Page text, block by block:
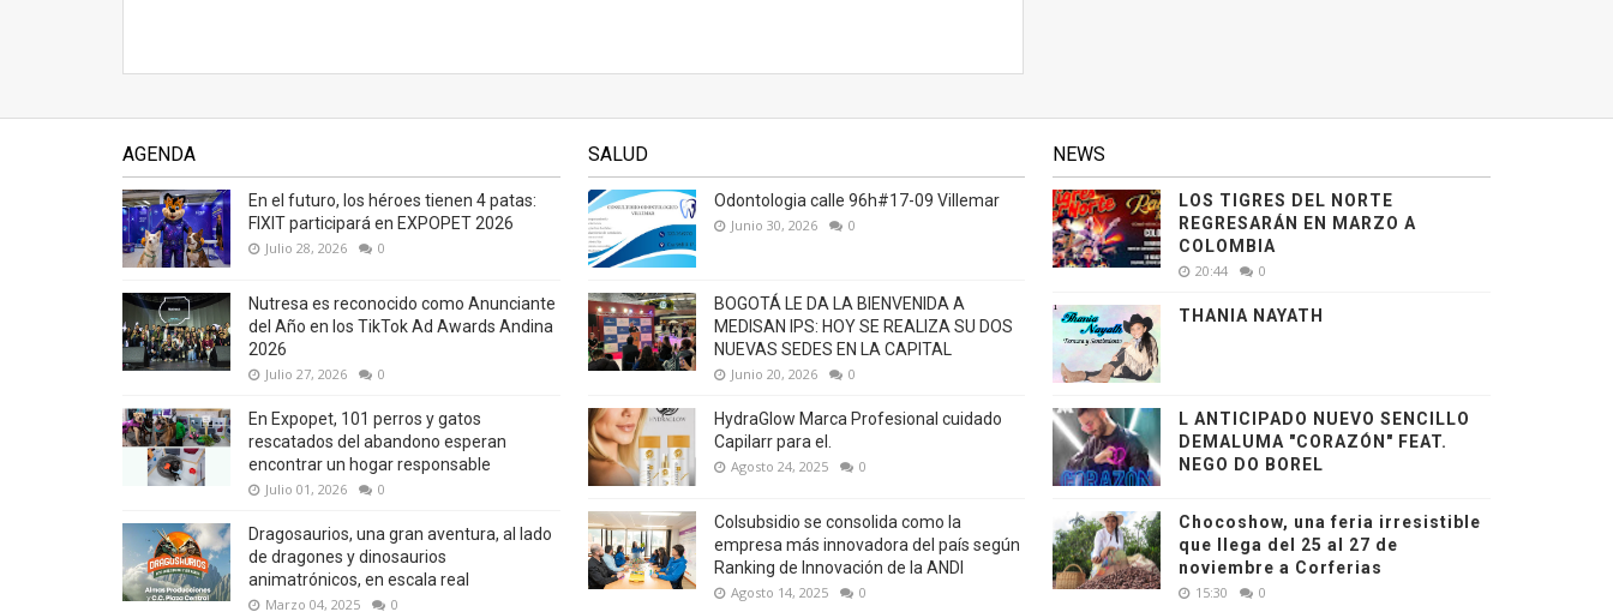
AGENDA
En el futuro, los héroes tienen 4 patas:
FIXIT participará en EXPOPET 2026
Julio 28, 2026 0
Nutresa es reconocido como Anunciante
del Año en los TikTok Ad Awards Andina
2026
Julio 27, 2026 0
En Expopet, 101 perros y gatos
rescatados del abandono esperan
encontrar un hogar responsable
Julio 01, 2026 0
Dragosaurios, una gran aventura, al lado
de dragones y dinosaurios
animatrónicos, en escala real
Marzo 04, 2025 0
SALUD
Odontologia calle 96h#17-09 Villemar
Junio 30, 2026 0
BOGOTÁ LE DA LA BIENVENIDA A
MEDISAN IPS: HOY SE REALIZA SU DOS
NUEVAS SEDES EN LA CAPITAL
Junio 20, 2026 0
HydraGlow Marca Profesional cuidado
Capilarr para el.
Agosto 24, 2025 0
Colsubsidio se consolida como la
empresa más innovadora del país según
Ranking de Innovación de la ANDI
Agosto 14, 2025 0
NEWS
LOS TIGRES DEL NORTE
REGRESARÁN EN MARZO A
COLOMBIA
20:44 0
THANIA NAYATH
L ANTICIPADO NUEVO SENCILLO
DEMALUMA "CORAZÓN" FEAT.
NEGO DO BOREL
Chocoshow, una feria irresistible
que llega del 25 al 27 de
noviembre a Corferias
15:30 0